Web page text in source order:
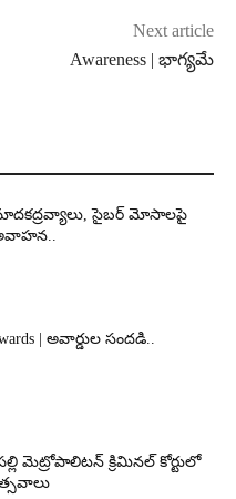
Next article
Awareness | భాగ్యమే
| మాదకద్రవ్యాలు, సైబర్ మోసాలపై
అవాహన..
| అవార్డుల సందడి..
మెట్రోపాలిటన్ క్రిమినల్ కోర్టులో